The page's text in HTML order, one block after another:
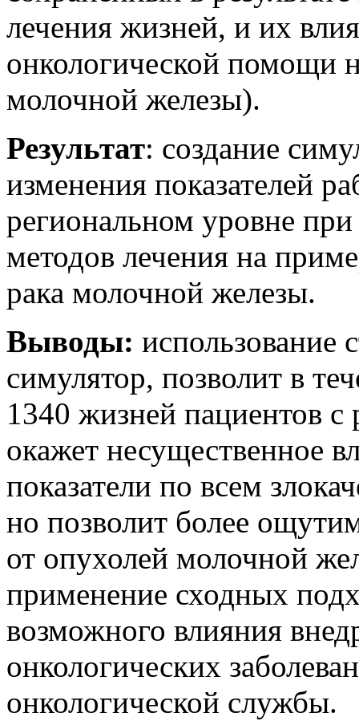
лечения жизней, и их
онкологической помощи
молочной железы).
Результат: создание
изменения показателей
региональном уровне
методов лечения на
рака молочной железы.
Выводы: использование
симулятор, позволит в
1340 жизней пациентов
окажет несущественное
показатели по всем
но позволит более
от опухолей молочной
применение сходных
возможного влияния
онкологических
онкологической службы.